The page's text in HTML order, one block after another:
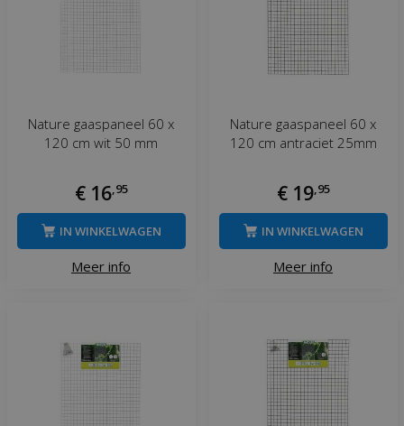
Nature gaaspaneel 60 x
120 cm wit 50 mm
€ 16 95
Meer info
IN WINKELWAGEN
Nature gaaspaneel 60 x
120 cm antraciet 25mm
€ 19, 95
Meer info
IN WINKELWAGEN